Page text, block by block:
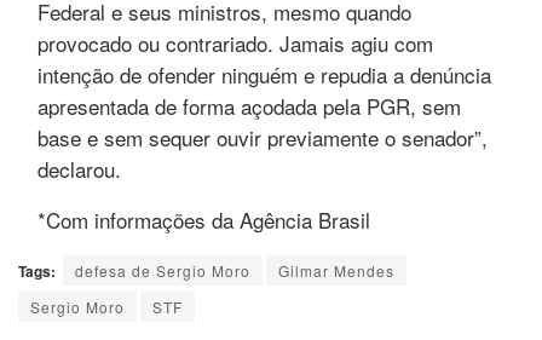
Federal e seus ministros, mesmo quando
provocado ou contrariado. Jamais agiu com
intenção de ofender ninguém e repudia a denúncia
apresentada de forma açodada pela PGR, sem
base e sem sequer ouvir previamente o senador”,
declarou.
*Com informações da Agência Brasil
Tags: defesa de Sergio Moro
Gilmar Mendes
Sergio Moro
STF